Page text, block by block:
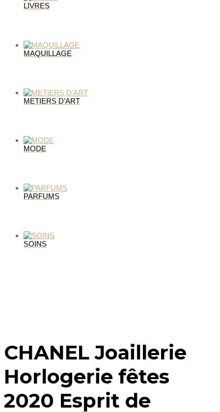
LIVRES
MAQUILLAGE
METIERS D’ART
MODE
PARFUMS
SOINS
CHANEL Joaillerie
Horlogerie fêtes
2020 Esprit de